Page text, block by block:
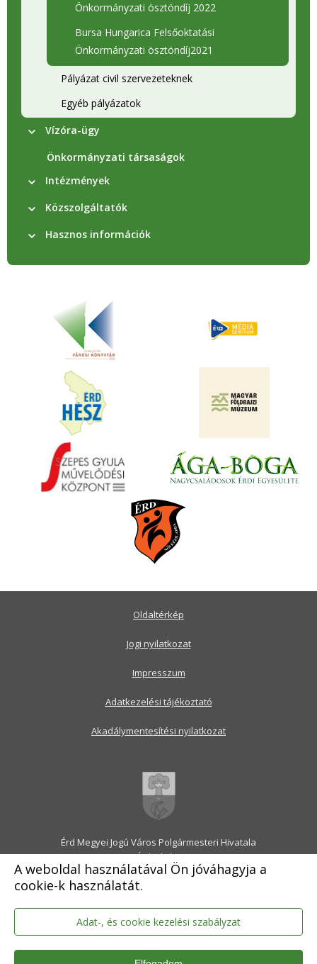
A weboldal használatával Ön jóváhagyja a
cookie-k használatát.
Adat-, és cookie kezelési szabályzat
Önkormányzati ösztöndíj 2022
Bursa Hungarica Felsőoktatási
Önkormányzati ösztöndíj2021
Pályázat civil szervezeteknek
Egyéb pályázatok
Vízóra-ügy
Önkormányzati társaságok
Intézmények
Közszolgáltatók
Hasznos információk
Érd Megyei Jogú Város Polgármesteri Hivatala
2030 Érd, Alsó utca 1.
Levélcím: 2031 Érd, Pf.: 31
E-mail:onkormanyzat@erd.hu
Telefonközpont:06-23-522-300
Ügyfélszolgálat:06-23-522-301
Hivatali Kapu: ERDPH
KRID szám: 707189964
Oldaltérkép
Jogi nyilatkozat
Impresszum
Adatkezelési tájékoztató
Akadálymentesítési nyilatkozat